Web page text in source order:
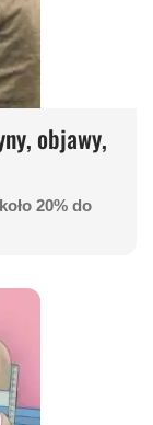
objawy,
20% do